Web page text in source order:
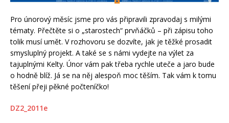
Pro únorový měsíc jsme pro vás připravili zpravodaj s milými
tématy. Přečtěte si o „starostech“ prvňáčků – při zápisu toho
tolik musí umět. V rozhovoru se dozvíte, jak je těžké prosadit
smysluplný projekt. A také se s námi vydejte na výlet za
tajuplnými Kelty. Únor vám pak třeba rychle uteče a jaro bude
o hodně blíž. Já se na něj alespoň moc těším. Tak vám k tomu
těšení přeji pěkné počteníčko!
DZ2_2011e